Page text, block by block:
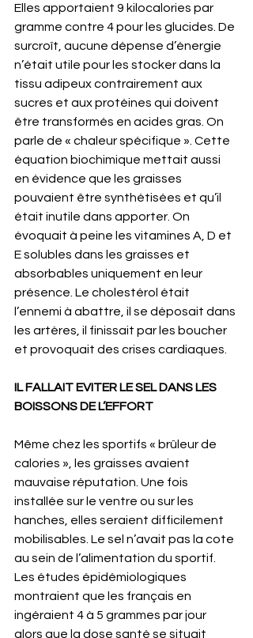
Elles apportaient 9 kilocalories par
gramme contre 4 pour les glucides. De
surcroît, aucune dépense d’énergie
n’était utile pour les stocker dans la
tissu adipeux contrairement aux
sucres et aux protéines qui doivent
être transformés en acides gras. On
parle de « chaleur spécifique ». Cette
équation biochimique mettait aussi
en évidence que les graisses
pouvaient être synthétisées et qu’il
était inutile dans apporter. On
évoquait à peine les vitamines A, D et
E solubles dans les graisses et
absorbables uniquement en leur
présence. Le cholestérol était
l’ennemi à abattre, il se déposait dans
les artères, il finissait par les boucher
et provoquait des crises cardiaques.
IL FALLAIT EVITER LE SEL DANS LES
BOISSONS DE L’EFFORT
Même chez les sportifs « brûleur de
calories », les graisses avaient
mauvaise réputation. Une fois
installée sur le ventre ou sur les
hanches, elles seraient difficilement
mobilisables. Le sel n’avait pas la cote
au sein de l’alimentation du sportif.
Les études épidémiologiques
montraient que les français en
ingéraient 4 à 5 grammes par jour
alors que la dose santé se situait